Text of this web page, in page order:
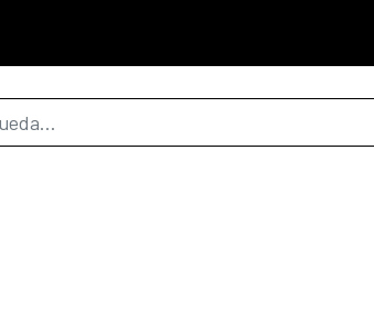
búsqueda